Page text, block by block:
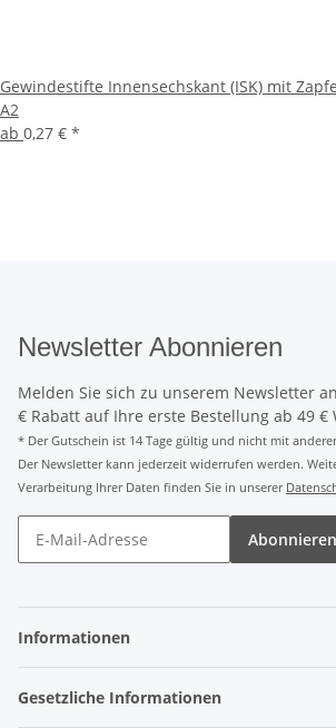
Gewindestifte Innensechskant (ISK) mit
A2
ab 0,27 € *
Newsletter Abonnieren
Melden Sie sich zu unserem Newsletter
€ Rabatt auf Ihre erste Bestellung ab 49 €
* Der Gutschein ist 14 Tage gültig und nicht mit
Der Newsletter kann jederzeit widerrufen werden.
Verarbeitung Ihrer Daten finden Sie in unserer
Abonnieren
Informationen
Gesetzliche Informationen